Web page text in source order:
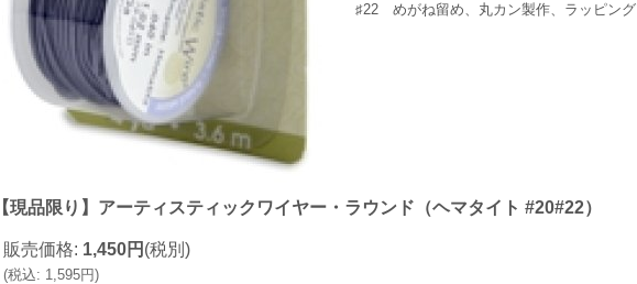
♯22 めがね留め、丸カン製作、ラッピング
【現品限り】アーティスティックワイヤー・ラウンド（ヘマタイト #20#22）
販売価格: 1,450円 (税別)
(税込: 1,595円)